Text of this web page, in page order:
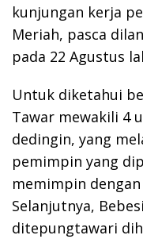
kunjungan kerja
Meriah, pasca
pada 22 Agustus
Untuk diketahui
Tawar mewakili 4
dedingin, yang
pemimpin yang
memimpin
Selanjutnya,
ditepungtawari